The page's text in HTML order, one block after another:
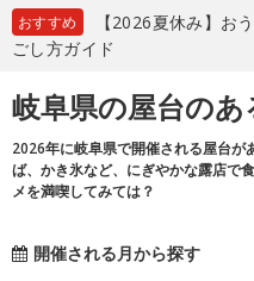
おすすめ
【2026夏休み】お
ごし方ガイド
岐阜県の屋台の
2026年に岐阜県で開催される屋台
ば、かき氷など、にぎやかな露店で
メを満喫してみては？
開催される月から探す